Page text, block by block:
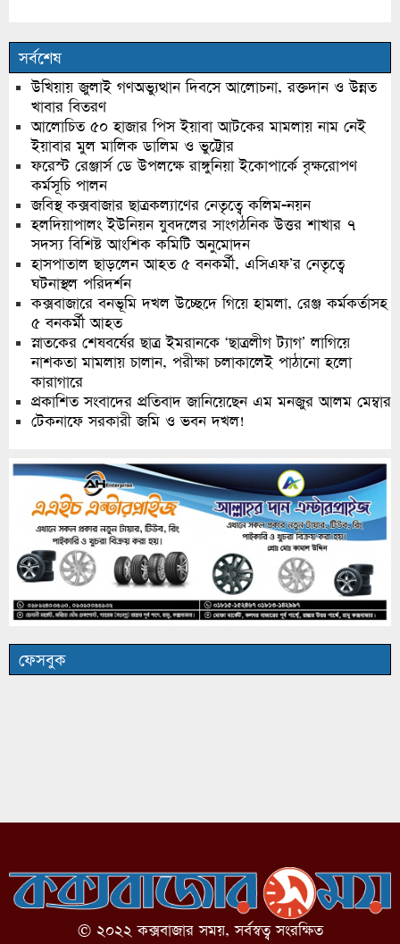
সর্বশেষ
উখিয়ায় জুলাই গণঅভ্যুত্থান দিবসে আলোচনা, রক্তদান ও উন্নত
খাবার বিতরণ
আলোচিত ৫০ হাজার পিস ইয়াবা আটকের মামলায় নাম নেই
ইয়াবার মুল মালিক ডালিম ও ভুট্টোর
ফরেস্ট রেঞ্জার্স ডে উপলক্ষে রাঙ্গুনিয়া ইকোপার্কে বৃক্ষরোপণ
কর্মসূচি পালন
জবিস্থ কক্সবাজার ছাত্রকল্যাণের নেতৃত্বে কলিম-নয়ন
হলদিয়াপালং ইউনিয়ন যুবদলের সাংগঠনিক উত্তর শাখার ৭
সদস্য বিশিষ্ট আংশিক কমিটি অনুমোদন
হাসপাতাল ছাড়লেন আহত ৫ বনকর্মী, এসিএফ’র নেতৃত্বে
ঘটনাস্থল পরিদর্শন
কক্সবাজারে বনভূমি দখল উচ্ছেদে গিয়ে হামলা, রেঞ্জ কর্মকর্তাসহ
৫ বনকর্মী আহত
স্নাতকের শেষবর্ষের ছাত্র ইমরানকে ‘ছাত্রলীগ ট্যাগ’ লাগিয়ে
নাশকতা মামলায় চালান, পরীক্ষা চলাকালেই পাঠানো হলো
কারাগারে
প্রকাশিত সংবাদের প্রতিবাদ জানিয়েছেন এম মনজুর আলম মেম্বার
টেকনাফে সরকারী জমি ও ভবন দখল!
ফেসবুক
© ২০২২ কক্সবাজার সময়, সর্বস্বত্ব সংরক্ষিত